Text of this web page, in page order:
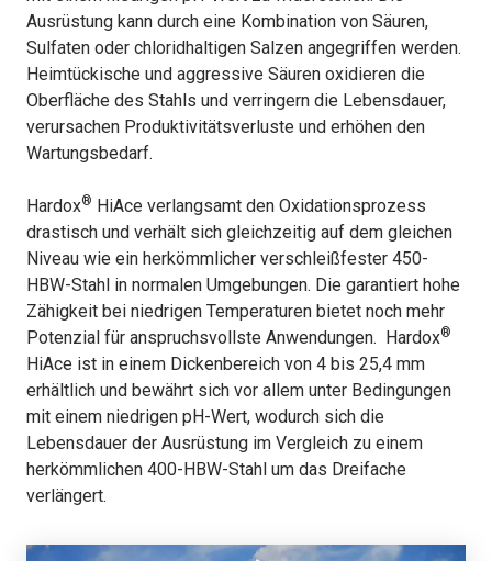
Ausrüstung kann durch eine Kombination von Säuren,
Sulfaten oder chloridhaltigen Salzen angegriffen werden.
Heimtückische und aggressive Säuren oxidieren die
Oberfläche des Stahls und verringern die Lebensdauer,
verursachen Produktivitätsverluste und erhöhen den
Wartungsbedarf.
Hardox® HiAce verlangsamt den Oxidationsprozess
drastisch und verhält sich gleichzeitig auf dem gleichen
Niveau wie ein herkömmlicher verschleißfester 450-
HBW-Stahl in normalen Umgebungen. Die garantiert hohe
Zähigkeit bei niedrigen Temperaturen bietet noch mehr
Potenzial für anspruchsvollste Anwendungen. Hardox®
HiAce ist in einem Dickenbereich von 4 bis 25,4 mm
erhältlich und bewährt sich vor allem unter Bedingungen
mit einem niedrigen pH-Wert, wodurch sich die
Lebensdauer der Ausrüstung im Vergleich zu einem
herkömmlichen 400-HBW-Stahl um das Dreifache
verlängert.